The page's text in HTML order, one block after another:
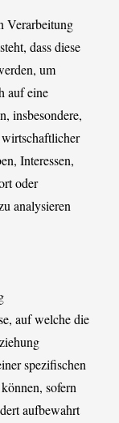
Verarbeitung
dass diese
um
auf eine
insbesondere,
Interessen,
oder
analysieren
auf welche die
spezifischen
sofern
aufbewahrt